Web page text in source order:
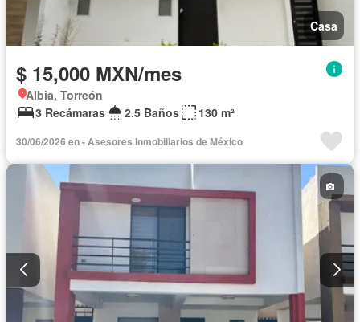
Casa
$ 15,000 MXN/mes
Albia, Torreón
3 Recámaras
2.5 Baños 130 m²
30/06/2026 en - Asesores Inmobiliarios de México